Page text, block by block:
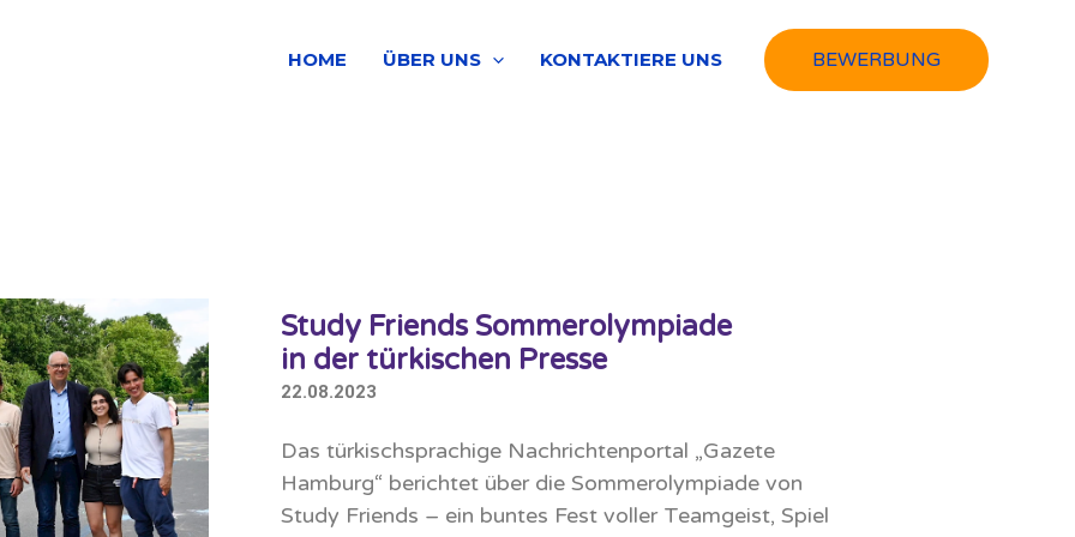
HOME ÜBER UNS KONTAKTIERE UNS BEWERBUNG
Study Friends Sommerolympiade
in der türkischen Presse
22.08.2023
Das türkischsprachige Nachrichtenportal „Gazete
Hamburg“ berichtet über die Sommerolympiade von
Study Friends – ein buntes Fest voller Teamgeist, Spiel